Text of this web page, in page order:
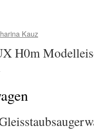
Kauz
H0m